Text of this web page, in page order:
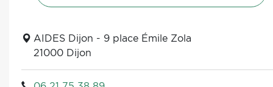
AIDES Dijon - 9 place Émile Zola
21000 Dijon